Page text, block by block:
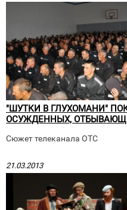
"ШУТКИ В ГЛУХОМАНИ"
ОСУЖДЕННЫХ,
Сюжет телеканала ОТС
21.03.2013